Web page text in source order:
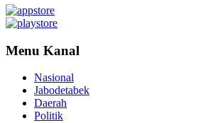
Menu Kanal
Nasional
Jabodetabek
Daerah
Politik